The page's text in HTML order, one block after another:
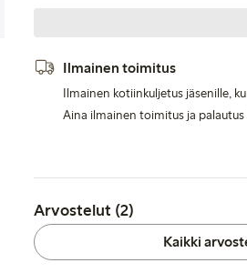
Ilmainen toimitus
Ilmainen kotiinkuljetus jäsenille,
Aina ilmainen toimitus ja
Arvostelut (2)
Kaikki